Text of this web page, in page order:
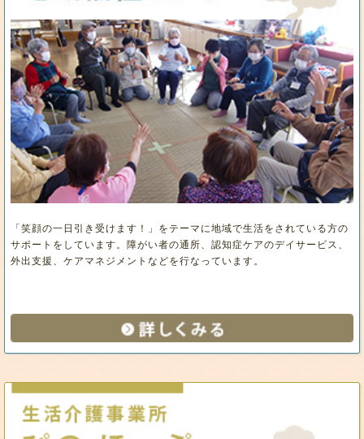
「笑顔の一日引き受けます！」をテーマに地域で生活をされている方の
サポートをしています。障がい者の通所、認知症ケアのデイサービス、
外出支援、ケアマネジメントなどを行なっています。